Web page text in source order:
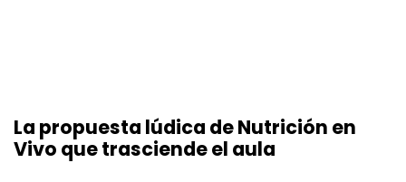
La propuesta lúdica de Nutrición en
Vivo que trasciende el aula